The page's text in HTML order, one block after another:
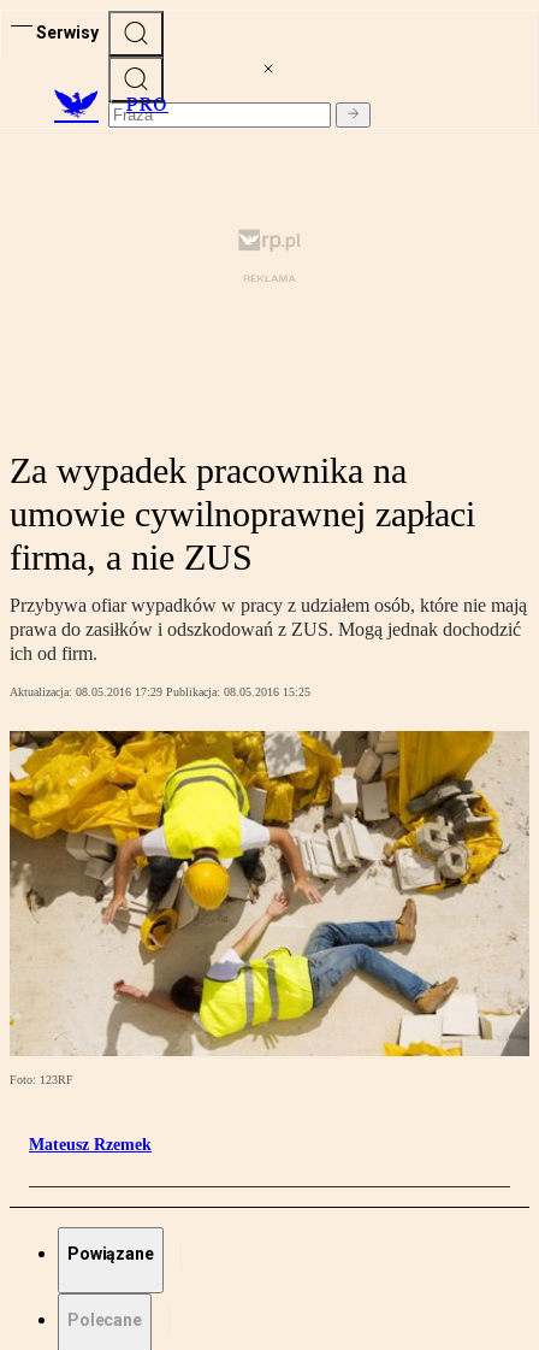
Serwisy
PRO
Za wypadek pracownika na
umowie cywilnoprawnej zapłaci
firma, a nie ZUS
Przybywa ofiar wypadków w pracy z udziałem osób, które nie mają
prawa do zasiłków i odszkodowań z ZUS. Mogą jednak dochodzić
ich od firm.
Aktualizacja: 08.05.2016 17:29 Publikacja: 08.05.2016 15:25
Foto: 123RF
Mateusz Rzemek
Powiązane
Polecane